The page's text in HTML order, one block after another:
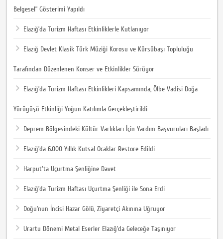
Belgesel” Gösterimi Yapıldı
Elazığ’da Turizm Haftası Etkinliklerle Kutlanıyor
Elazığ Devlet Klasik Türk Müziği Korosu ve Kürsübaşı Topluluğu
Tarafından Düzenlenen Konser ve Etkinlikler Sürüyor
Elazığ’da Turizm Haftası Etkinlikleri Kapsamında, Ölbe Vadisi Doğa
Yürüyüşü Etkinliği Yoğun Katılımla Gerçekleştirildi
Deprem Bölgesindeki Kültür Varlıkları İçin Yardım Başvuruları Başladı
Elazığ’da 6.000 Yıllık Kutsal Ocaklar Restore Edildi
Harput'ta Uçurtma Şenliğine Davet
Elazığ’da Turizm Haftası Uçurtma Şenliği ile Sona Erdi
Doğu’nun İncisi Hazar Gölü, Ziyaretçi Akınına Uğruyor
Urartu Dönemi Metal Eserler Elazığ’da Geleceğe Taşınıyor